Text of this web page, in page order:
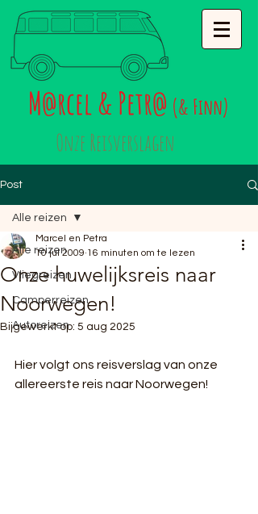
M@rcel & Petr@ (& Finn)
Onze Reisverslagen
Post
Alle reizen
Vliegreizen
Camperreizen
Autoreizen
Alle reizen
Onze huwelijksreis naar
Noorwegen!
Marcel en Petra
10 jul 2009 16 minuten om te lezen
Bijgewerkt op: 5 aug 2025
Hier volgt ons reisverslag van onze
allereerste reis naar Noorwegen!